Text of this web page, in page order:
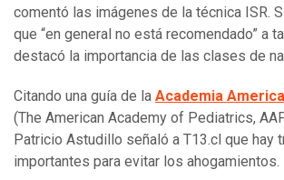
comentó las imágenes de la técnica ISR.
que “en general no está recomendado” a
destacó la importancia de las clases de
Citando una guía de la Academia
(The American Academy of Pediatrics,
Patricio Astudillo señaló a T13.cl que hay
importantes para evitar los ahogamientos.